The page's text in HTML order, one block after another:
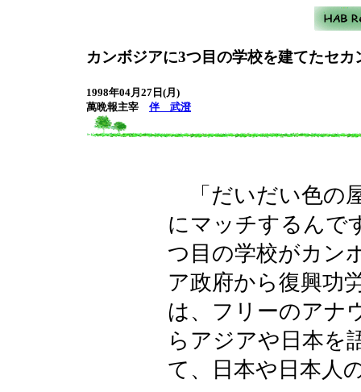
カンボジアに3つ目の学校を建てたセ
1998年04月27日(月)
萬晩報主宰 伴 武澄
「だいだい色の
にマッチするんで
つ目の学校がカン
ア政府から復興功
は、フリーのアナ
らアジアや日本を
て、日本や日本人